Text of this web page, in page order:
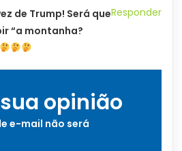
Responder
de Trump! Será que
“a montanha?
opinião
e-mail não será